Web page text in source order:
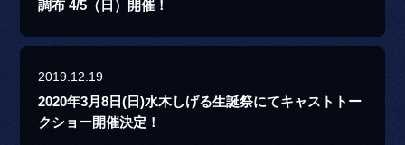
調布 4/5（日）開催！
2019.12.19
2020年3月8日(日)水木しげる生誕祭にてキャストトー
クショー開催決定！